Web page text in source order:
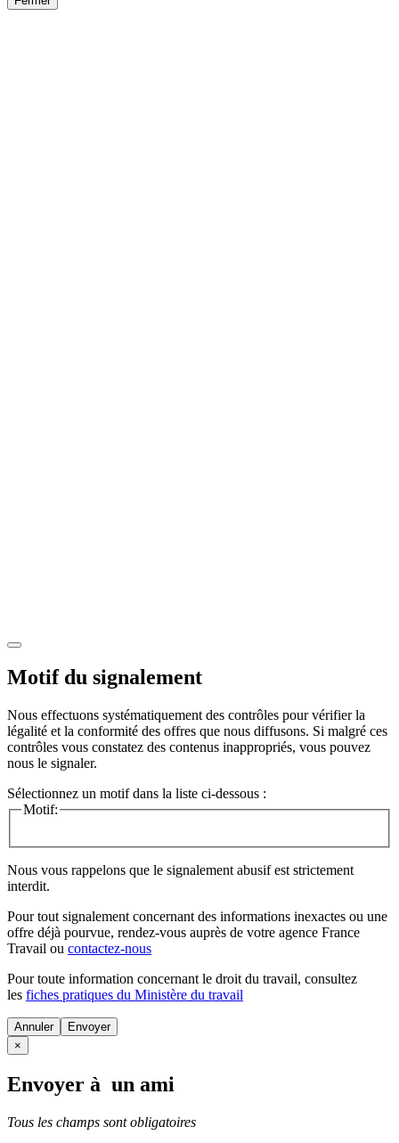
Motif du signalement
Nous effectuons systématiquement des contrôles pour vérifier la
légalité et la conformité des offres que nous diffusons. Si malgré ces
contrôles vous constatez des contenus inappropriés, vous pouvez
nous le signaler.
Sélectionnez un motif dans la liste ci-dessous :
Motif:
Nous vous rappelons que le signalement abusif est strictement
interdit.
Pour tout signalement concernant des informations inexactes ou une
offre déjà pourvue, rendez-vous auprès de votre agence France
Travail ou contactez-nous
Pour toute information concernant le droit du travail, consultez
les fiches pratiques du Ministère du travail
Annuler
×
Envoyer à un ami
Tous les champs sont obligatoires